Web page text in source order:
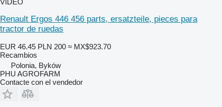
VÍDEO
Renault Ergos 446 456 parts, ersatzteile, pieces para
tractor de ruedas
EUR 46.45 PLN 200 ≈ MX$923.70
Recambios
Polonia, Byków
PHU AGROFARM
Contacte con el vendedor